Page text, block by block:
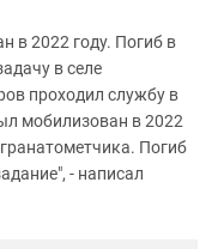
в 2022 году. Погиб в
в селе
проходил службу в
мобилизован в 2022
Погиб
- написал